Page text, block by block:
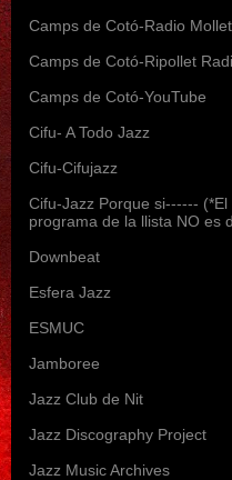
Camps de Cotó-Radio Mollet
Camps de Cotó-Ripollet
Camps de Cotó-YouTube
Cifu- A Todo Jazz
Cifu-Cifujazz
Cifu-Jazz Porque si------ (*El
programa de la llista NO es
Downbeat
Esfera Jazz
ESMUC
Jamboree
Jazz Club de Nit
Jazz Discography Project
Jazz Music Archives